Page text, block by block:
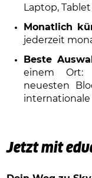
Laptop,
Monatlich
jederzeit
Beste
einem Ort:
neuesten
internationale
Jetzt mit